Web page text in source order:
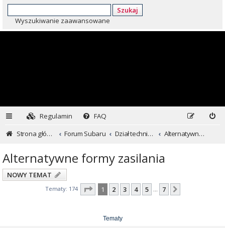
Szukaj
Wyszukiwanie zaawansowane
Regulamin
FAQ
Strona główna
Forum Subaru Dział techniczny ...czyli dla kochających inaczej Alternatywne formy zasilania
Alternatywne formy zasilania
NOWY TEMAT
Tematy: 174 Strona z7
1 2 3 4 5 … 7
Tematy